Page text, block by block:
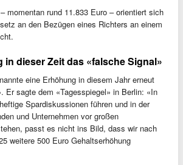
momentan rund 11.833 Euro – orientiert sich
an den Bezügen eines Richters an einem
in dieser Zeit das «falsche Signal»
eine Erhöhung in diesem Jahr erneut
Er sagte dem «Tagesspiegel» in Berlin: «In
Spardiskussionen führen und in der
und Unternehmen vor großen
passt es nicht ins Bild, dass wir nach
weitere 500 Euro Gehaltserhöhung